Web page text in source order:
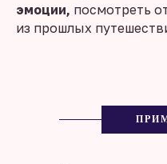
эмоции, посмотреть
из прошлых